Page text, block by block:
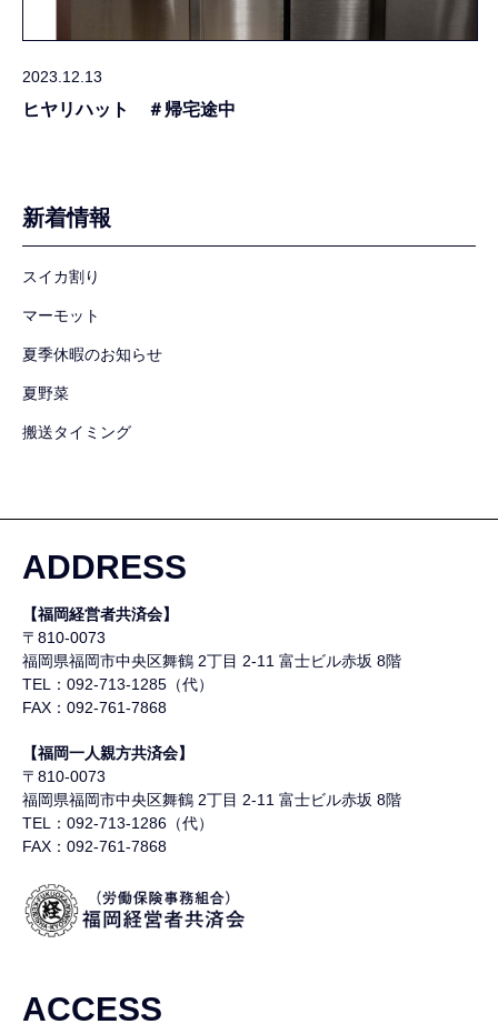
2023.12.13
ヒヤリハット ＃帰宅途中
新着情報
スイカ割り
マーモット
夏季休暇のお知らせ
夏野菜
搬送タイミング
ADDRESS
【福岡経営者共済会】
〒810-0073
福岡県福岡市中央区舞鶴 2丁目 2-11 富士ビル赤坂 8階
TEL：092-713-1285（代）
FAX：092-761-7868
【福岡一人親方共済会】
〒810-0073
福岡県福岡市中央区舞鶴 2丁目 2-11 富士ビル赤坂 8階
TEL：092-713-1286（代）
FAX：092-761-7868
ACCESS